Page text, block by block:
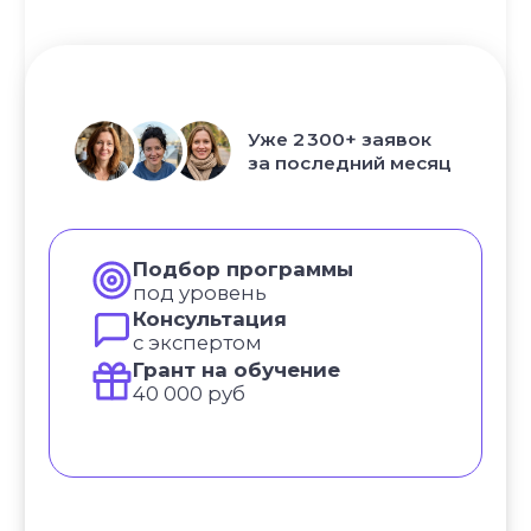
Курс «Преподаватель Хатха-йоги»
Курс «Йогатерапия женского здоровья»
Курс «Инь-йога: искусство расслабления»
Курс «Йогатерапия опорно‑двигательного
техники в практике йоги»
Курс «Йога для начинающих»
Курс «Йога для беременных»
Курс «Преподаватель йоги для детей»